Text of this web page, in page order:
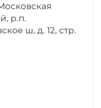
р.п.
ш, д. 12, стр.